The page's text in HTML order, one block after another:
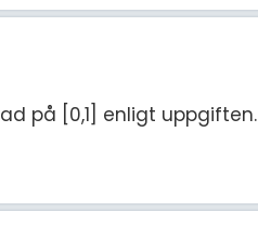
på [0,1] enligt uppgiften.